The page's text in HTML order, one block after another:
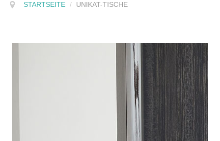
STARTSEITE / UNIKAT-TISCHE